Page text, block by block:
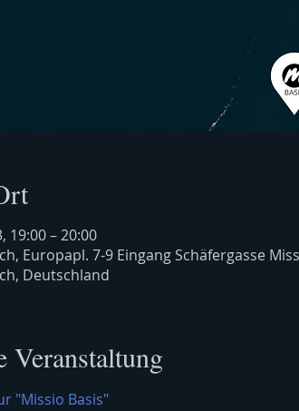
19:00 – 20:00
Europapl. 7-9 Eingang Schäfergasse
Deutschland
Veranstaltung
"Missio Basis"